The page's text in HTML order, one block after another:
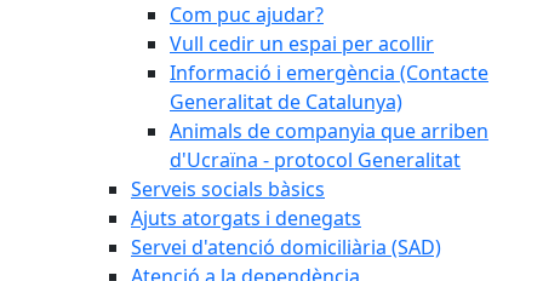
Com puc ajudar?
Vull cedir un espai per acollir
Informació i emergència (Contacte
Generalitat de Catalunya)
Animals de companyia que arriben
d'Ucraïna - protocol Generalitat
Serveis socials bàsics
Ajuts atorgats i denegats
Servei d'atenció domiciliària (SAD)